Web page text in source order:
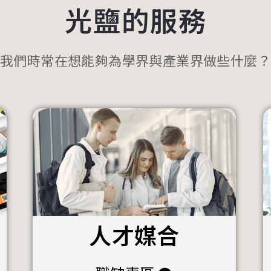
光鹽的服務
我們時常在想能夠為學界與產業界做些什麼？
人才媒合